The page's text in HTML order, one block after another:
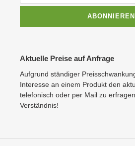
ABONNIEREN
Aktuelle Preise auf Anfrage
Aufgrund ständiger
Interesse an einem Produkt den
telefonisch oder per Mail zu
Verständnis!